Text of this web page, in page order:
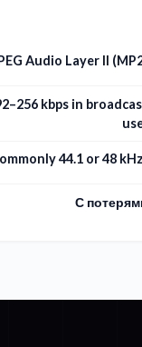
Audio Layer II
kbps in
44.1 or 48
С